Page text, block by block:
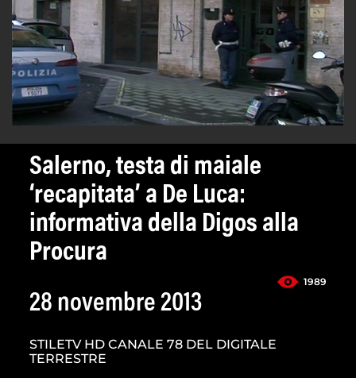
Salerno, testa di maiale
‘recapitata’ a De Luca:
informativa della Digos alla
Procura
1989
28 novembre 2013
STILETV HD CANALE 78 DEL DIGITALE
TERRESTRE